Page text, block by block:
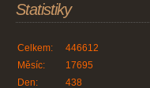
Statistiky
Celkem:
446612
Měsíc:
17695
Den:
438